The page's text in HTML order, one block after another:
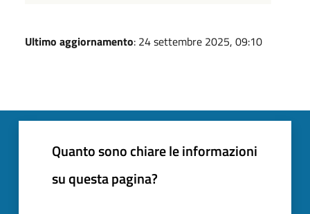
Ultimo aggiornamento: 24 settembre 2025, 09:10
Quanto sono chiare le informazioni
su questa pagina?